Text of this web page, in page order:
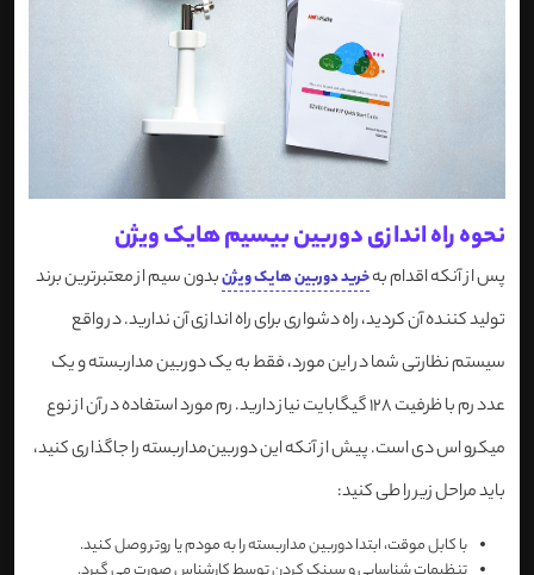
نحوه راه اندازی دوربین بیسیم هایک ویژن
پس از آنکه اقدام بهخرید دوربین هایک ویژنبدون سیم از معتبرترین برند
تولید کننده آن کردید، راه دشواری برای راه اندازی آن ندارید. در واقع
سیستم نظارتی شما در این مورد، فقط به یک دوربین مداربسته و یک
عدد رم با ظرفیت 128 گیگابایت نیاز دارید. رم مورد استفاده در آن از نوع
میکرو اس دی است. پیش از آنکه این دوربین‌مداربسته را جاگذاری کنید،
باید مراحل زیر را طی کنید:
با کابل موقت، ابتدا دوربین مداربسته را به مودم یا روتر وصل کنید.